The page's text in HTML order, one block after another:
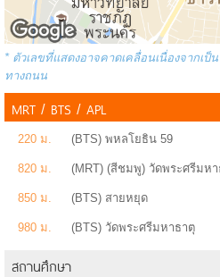
* ตัวเลขที่แสดงอาจคาดเคลื่อนเนื่องจากเ
ทางถนน
MRT / BTS / APL
220 ม. (BTS) พหลโยธิน 59
820 ม. (MRT) (สีชมพู) วัดพระศรีมห
850 ม. (BTS) สายหยุด
980 ม. (BTS) วัดพระศรีมหาธาตุ
สถานศึกษา